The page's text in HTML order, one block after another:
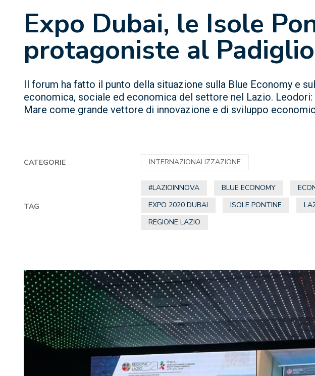
Expo Dubai, le Isole
protagoniste al
Il forum ha fatto il punto della situazione sulla Blue Economy e
economica, sociale ed economica del settore nel Lazio. Leodori:
Mare come grande vettore di innovazione e di sviluppo
CATEGORIE INTERNAZIONALIZZAZIONE
TAG
#LAZIOINNOVA BLUE ECONOMY
EXPO 2020 DUBAI
ISOLE PONTINE
REGIONE LAZIO